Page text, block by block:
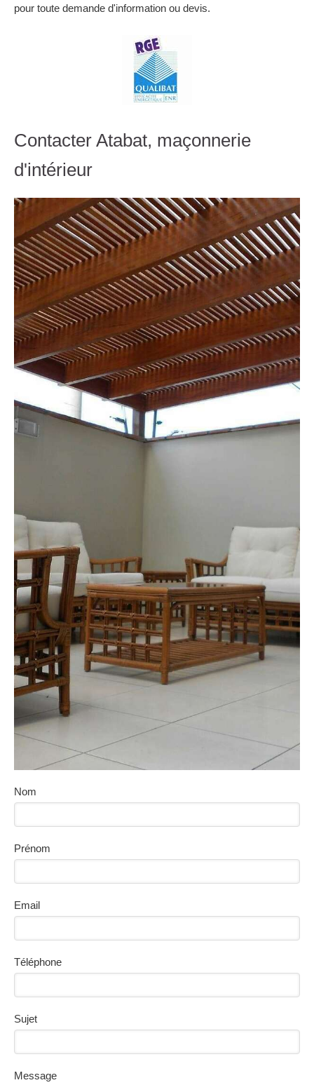
pour toute demande d'information ou devis.
Contacter Atabat, maçonnerie
d'intérieur
Nom
Prénom
Email
Téléphone
Sujet
Message